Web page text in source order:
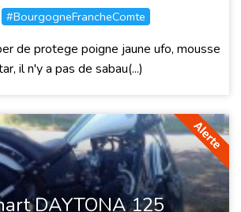
#BourgogneFrancheComte
de protege poigne jaune ufo, mousse
il n'y a pas de sabau(...)
DAYTONA 125